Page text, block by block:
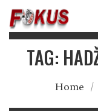
TAG:
Home /